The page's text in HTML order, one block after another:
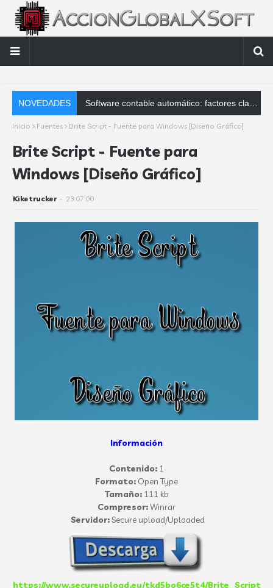
NOVEDADES Software contable automático: factores clave que debes analizar
Inicio Fuentes Brite Script - Fuente para Windows [Diseño Gráfico]
Brite Script - Fuente para
Windows [Diseño Gráfico]
Kiketrucker - 23:07:00
Información
Contenido: 1
Formato: Open Type
Tamaño:111 kb
Compresor:Winrar
Servidor:Secure upload/Uploaded
https://www.secureupload.eu/tkd5bo6ce5t4/Brite_Script